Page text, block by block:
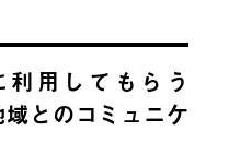
用してもらう
とのコミュニケ